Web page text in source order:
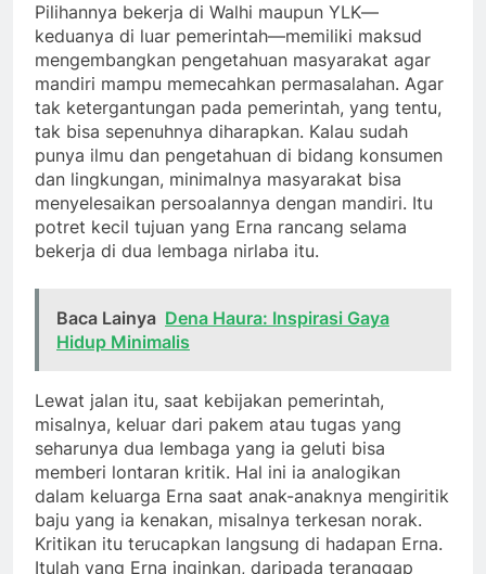
Pilihannya bekerja di Walhi maupun YLK—
keduanya di luar pemerintah—memiliki maksud
mengembangkan pengetahuan masyarakat agar
mandiri mampu memecahkan permasalahan. Agar
tak ketergantungan pada pemerintah, yang tentu,
tak bisa sepenuhnya diharapkan. Kalau sudah
punya ilmu dan pengetahuan di bidang konsumen
dan lingkungan, minimalnya masyarakat bisa
menyelesaikan persoalannya dengan mandiri. Itu
potret kecil tujuan yang Erna rancang selama
bekerja di dua lembaga nirlaba itu.
Baca Lainya Dena Haura: Inspirasi Gaya
Hidup Minimalis
Lewat jalan itu, saat kebijakan pemerintah,
misalnya, keluar dari pakem atau tugas yang
seharunya dua lembaga yang ia geluti bisa
memberi lontaran kritik. Hal ini ia analogikan
dalam keluarga Erna saat anak-anaknya mengiritik
baju yang ia kenakan, misalnya terkesan norak.
Kritikan itu terucapkan langsung di hadapan Erna.
Itulah yang Erna inginkan, daripada teranggap